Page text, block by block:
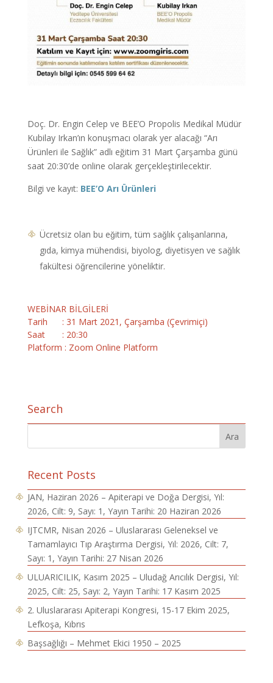
Doç. Dr. Engin Celep ve BEE’O Propolis Medikal Müdür
Kubilay Irkan’ın konuşmacı olarak yer alacağı “Arı
Ürünleri ile Sağlık” adlı eğitim 31 Mart Çarşamba günü
saat 20:30’de online olarak gerçekleştirilecektir.
Bilgi ve kayıt: BEE’O Arı Ürünleri
Ücretsiz olan bu eğitim, tüm sağlık çalışanlarına,
gıda, kimya mühendisi, biyolog, diyetisyen ve sağlık
fakültesi öğrencilerine yöneliktir.
WEBİNAR BİLGİLERİ
Tarih : 31 Mart 2021, Çarşamba (Çevrimiçi)
Saat : 20:30
Platform : Zoom Online Platform
Search
Recent Posts
JAN, Haziran 2026 – Apiterapi ve Doğa Dergisi, Yıl:
2026, Cilt: 9, Sayı: 1, Yayın Tarihi: 20 Haziran 2026
IJTCMR, Nisan 2026 – Uluslararası Geleneksel ve
Tamamlayıcı Tıp Araştırma Dergisi, Yıl: 2026, Cilt: 7,
Sayı: 1, Yayın Tarihi: 27 Nisan 2026
ULUARICILIK, Kasım 2025 – Uludağ Arıcılık Dergisi, Yıl:
2025, Cilt: 25, Sayı: 2, Yayın Tarihi: 17 Kasım 2025
2. Uluslararası Apiterapi Kongresi, 15-17 Ekim 2025,
Lefkoşa, Kıbrıs
Başsağlığı – Mehmet Ekici 1950 – 2025